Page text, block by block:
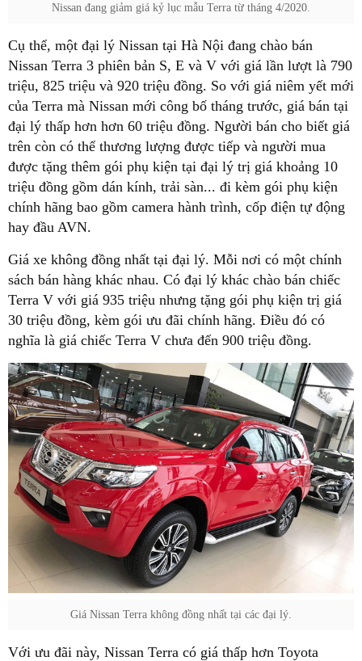
Nissan đang giảm giá kỷ lục mẫu Terra từ tháng 4/2020.
Cụ thể, một đại lý Nissan tại Hà Nội đang chào bán
Nissan Terra 3 phiên bản S, E và V với giá lần lượt là 790
triệu, 825 triệu và 920 triệu đồng. So với giá niêm yết mới
của Terra mà Nissan mới công bố tháng trước, giá bán tại
đại lý thấp hơn hơn 60 triệu đồng. Người bán cho biết giá
trên còn có thể thương lượng được tiếp và người mua
được tặng thêm gói phụ kiện tại đại lý trị giá khoảng 10
triệu đồng gồm dán kính, trải sàn... đi kèm gói phụ kiện
chính hãng bao gồm camera hành trình, cốp điện tự động
hay đầu AVN.
Giá xe không đồng nhất tại đại lý. Mỗi nơi có một chính
sách bán hàng khác nhau. Có đại lý khác chào bán chiếc
Terra V với giá 935 triệu nhưng tặng gói phụ kiện trị giá
30 triệu đồng, kèm gói ưu đãi chính hãng. Điều đó có
nghĩa là giá chiếc Terra V chưa đến 900 triệu đồng.
Giá Nissan Terra không đồng nhất tại các đại lý.
Với ưu đãi này, Nissan Terra có giá thấp hơn Toyota